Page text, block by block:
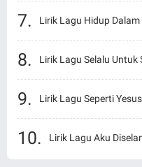
Lirik Lagu Hidup
Lirik Lagu Selalu Untuk
Lirik Lagu Seperti
Lirik Lagu Aku